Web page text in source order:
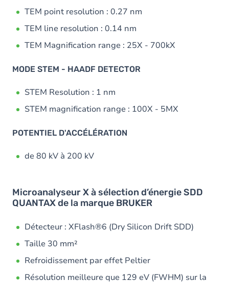
TEM point resolution : 0.27 nm
TEM line resolution : 0.14 nm
TEM Magnification range : 25X - 700kX
MODE STEM - HAADF DETECTOR
STEM Resolution : 1 nm
STEM magnification range : 100X - 5MX
POTENTIEL D'ACCÉLÉRATION
de 80 kV à 200 kV
Microanalyseur X à sélection d’énergie SDD
QUANTAX de la marque BRUKER
Détecteur : XFlash®6 (Dry Silicon Drift SDD)
Taille 30 mm²
Refroidissement par effet Peltier
Résolution meilleure que 129 eV (FWHM) sur la